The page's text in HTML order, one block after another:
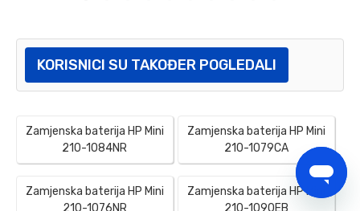
KORISNICI SU TAKOĐER POGLEDALI
Zamjenska baterija HP Mini
210-1084NR
Zamjenska baterija HP Mini
210-1079CA
Zamjenska baterija HP Mini
Zamjenska baterija HP Mini